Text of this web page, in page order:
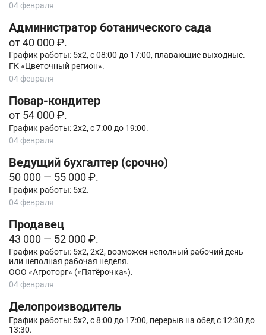
04 февраля
Администратор ботанического сада
от 40 000 ₽.
График работы: 5х2, с 08:00 до 17:00, плавающие выходные.
ГК «Цветочный регион».
04 февраля
Повар-кондитер
от 54 000 ₽.
График работы: 2х2, с 7:00 до 19:00.
04 февраля
Ведущий бухгалтер (срочно)
50 000 — 55 000 ₽.
График работы: 5х2.
04 февраля
Продавец
43 000 — 52 000 ₽.
График работы: 5х2, 2х2, возможен неполный рабочий день
или неполная рабочая неделя.
ООО «Агроторг» («Пятёрочка»).
04 февраля
Делопроизводитель
График работы: 5х2, с 8:00 до 17:00, перерыв на обед с 12:30 до
13:30.